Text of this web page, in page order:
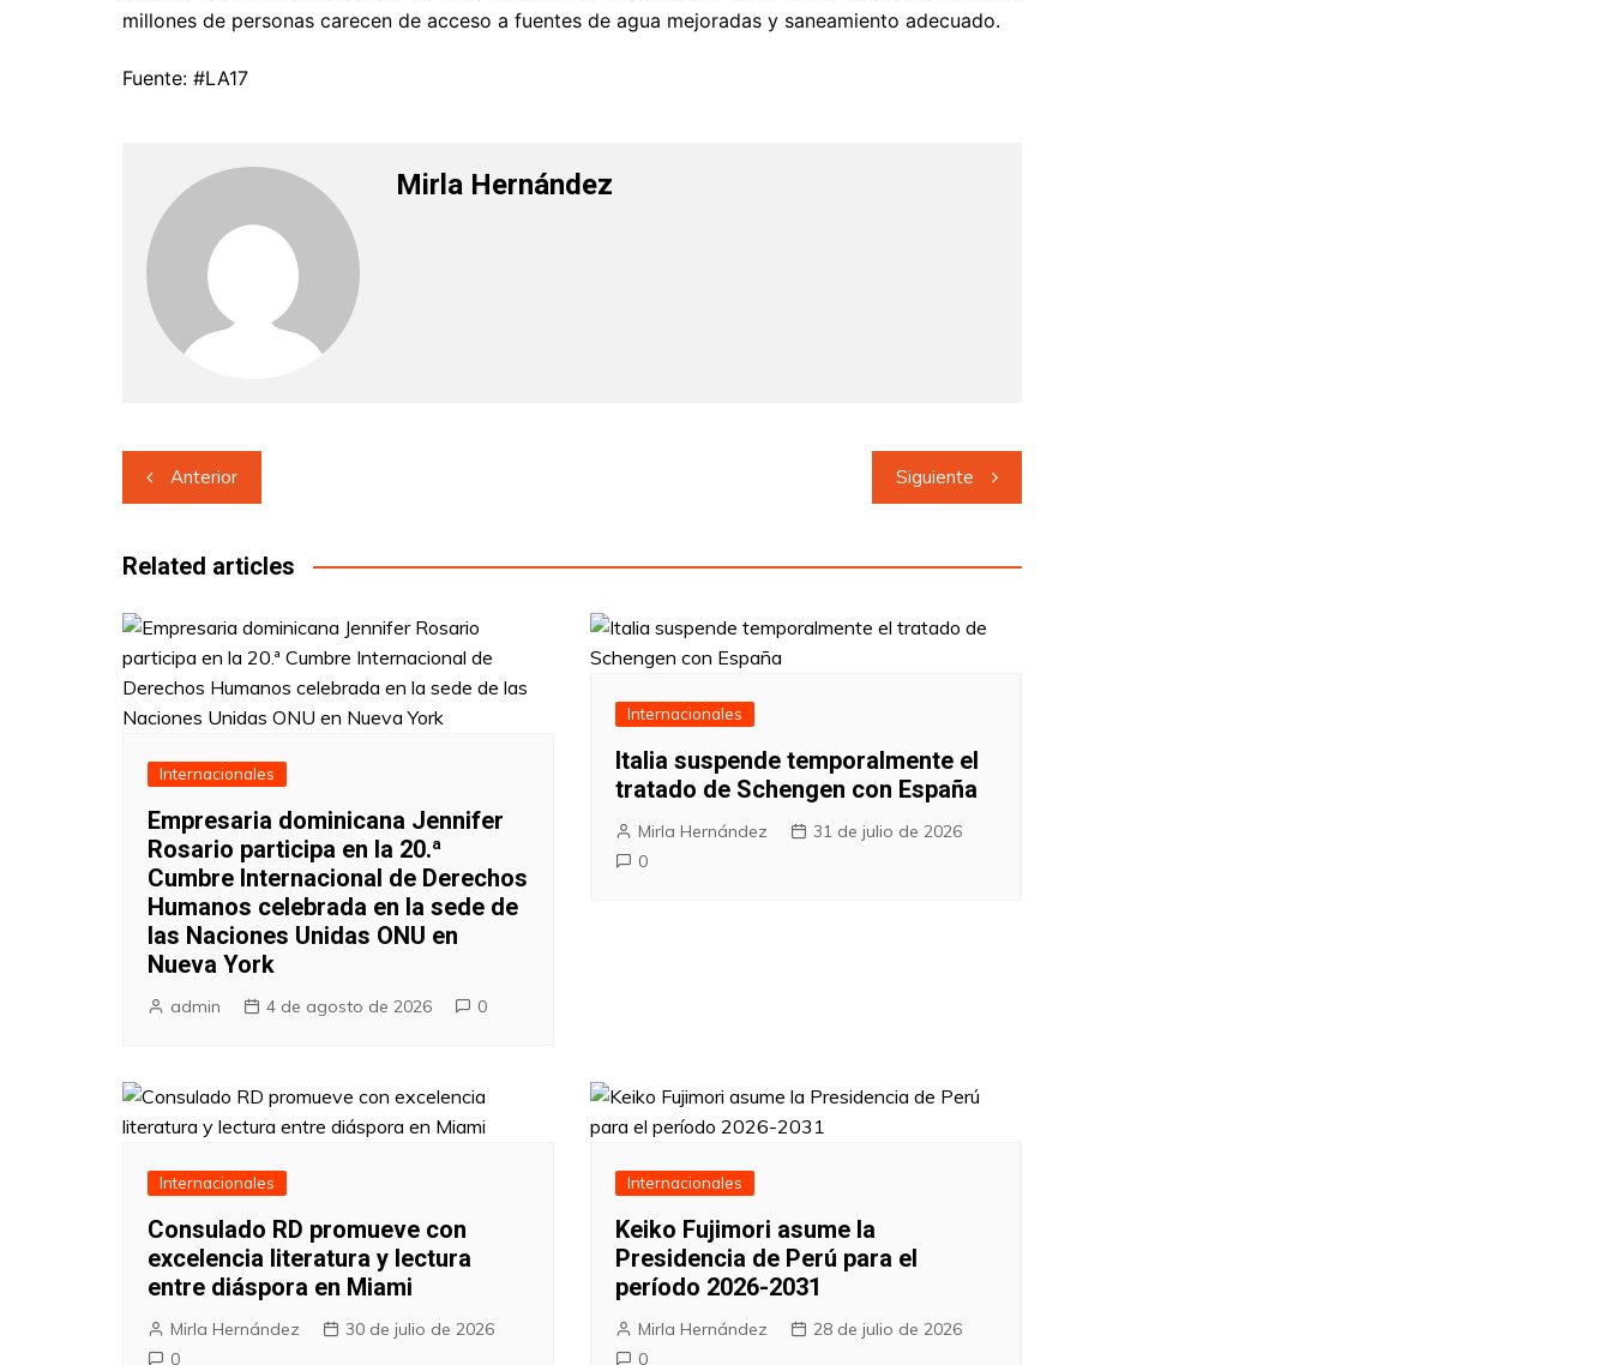
millones de personas carecen de acceso a fuentes de agua mejoradas y saneamiento adecuado.
Fuente: #LA17
Mirla Hernández
Navegación
de
entradas
Anterior Siguiente
Related articles
Internacionales
Empresaria dominicana Jennifer
Rosario participa en la 20.ª
Cumbre Internacional de Derechos
Humanos celebrada en la sede de
las Naciones Unidas ONU en
Nueva York
admin 4 de agosto de 2026 0
Internacionales
Italia suspende temporalmente el
tratado de Schengen con España
Mirla Hernández
31 de julio de 2026
0
Internacionales
Consulado RD promueve con
excelencia literatura y lectura
entre diáspora en Miami
Mirla Hernández
30 de julio de 2026
0
Internacionales
Keiko Fujimori asume la
Presidencia de Perú para el
período 2026-2031
Mirla Hernández
28 de julio de 2026
0